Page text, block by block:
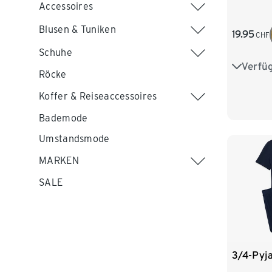
Accessoires
Blusen & Tuniken
Schuhe
Röcke
Koffer & Reiseaccessoires
Bademode
Umstandsmode
MARKEN
SALE
19.95CHF
34
3/4-